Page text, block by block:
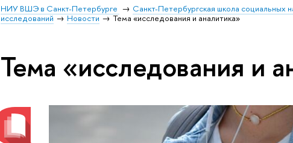
НИУ ВШЭ в Санкт-Петербурге Санкт-Петербургская школа социальных
исследований
Новости Тема «исследования и аналитика»
Тема «исследования и